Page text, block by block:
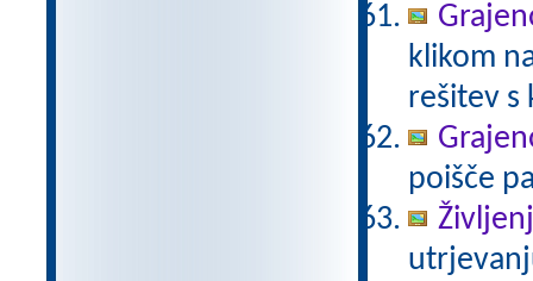
klikom
rešitev s
poišče